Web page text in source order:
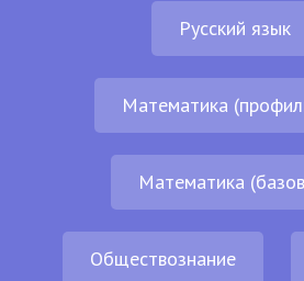
Русский язык
Математика
Математика
Обществознание